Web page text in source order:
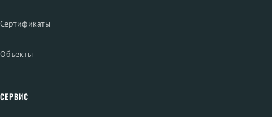
Сертификаты
Объекты
СЕРВИС